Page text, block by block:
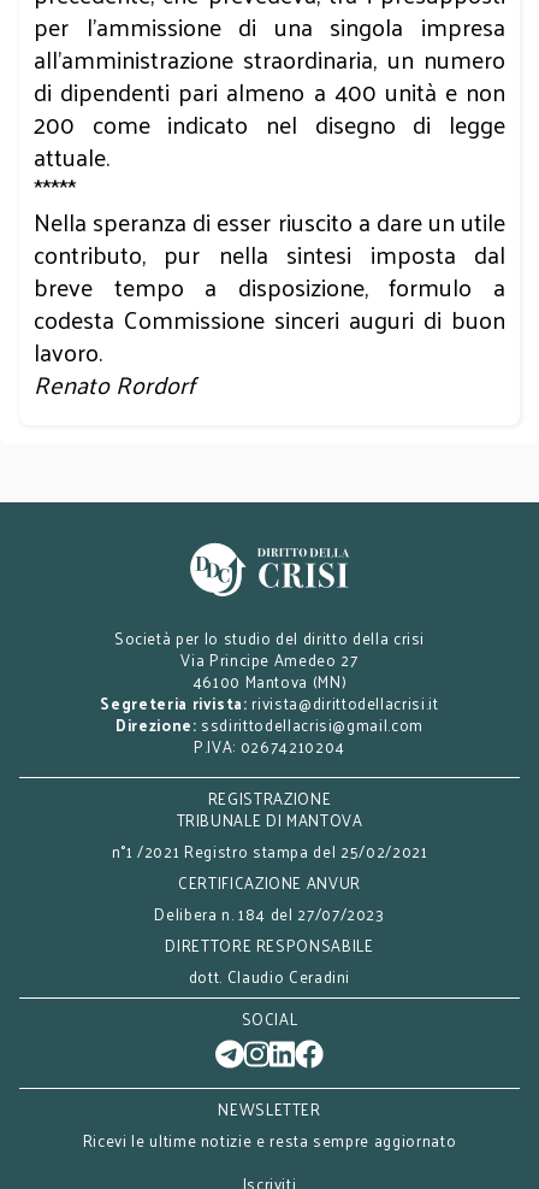
per l’ammissione di una singola impresa
all’amministrazione straordinaria, un numero
di dipendenti pari almeno a 400 unità e non
200 come indicato nel disegno di legge
attuale.
*****
Nella speranza di esser riuscito a dare un utile
contributo, pur nella sintesi imposta dal
breve tempo a disposizione, formulo a
codesta Commissione sinceri auguri di buon
lavoro.
Renato Rordorf
Società per lo studio del diritto della crisi
Via Principe Amedeo 27
46100 Mantova (MN)
Segreteria rivista: rivista@dirittodellacrisi.it
Direzione: ssdirittodellacrisi@gmail.com
P.IVA: 02674210204
REGISTRAZIONE
TRIBUNALE DI MANTOVA
n°1 /2021 Registro stampa del 25/02/2021
CERTIFICAZIONE ANVUR
Delibera n. 184 del 27/07/2023
DIRETTORE RESPONSABILE
dott. Claudio Ceradini
SOCIAL
NEWSLETTER
Ricevi le ultime notizie e resta sempre aggiornato